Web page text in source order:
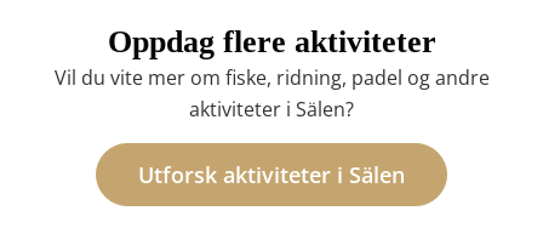
Oppdag flere aktiviteter
Vil du vite mer om fiske, ridning, padel og andre
aktiviteter i Sälen?
Utforsk aktiviteter i Sälen